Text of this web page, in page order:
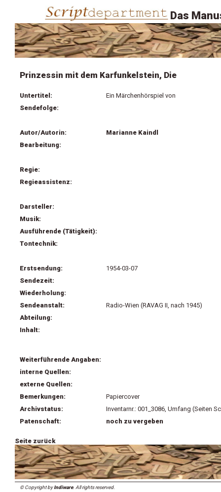
Das
Prinzessin mit dem Karfunkelstein, Die
Untertitel:
Ein Märchenhörspiel von
Sendefolge:
Autor/Autorin:
Marianne Kaindl
Bearbeitung:
Regie:
Regieassistenz:
Darsteller:
Musik:
Ausführende (Tätigkeit):
Tontechnik:
Erstsendung:
1954-03-07
Sendezeit:
Wiederholung:
Sendeanstalt:
Radio-Wien (RAVAG II, nach 1945)
Abteilung:
Inhalt:
Weiterführende Angaben:
interne Quellen:
externe Quellen:
Bemerkungen:
Papiercover
Archivstatus:
Inventarnr.: 001_3086, Umfang (Seiten
Patenschaft:
noch zu vergeben
Seite zurück
© Copyright byIndiware. All rights reserved.